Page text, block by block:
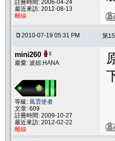
註冊時間: 2006-04-24
最近來訪: 2012-08-13
離線
2010-07-19 05:31 PM 第
mini260
最愛: 波妞.HANA
等級: 風雲使者
文章: 609
註冊時間: 2009-10-27
最近來訪: 2012-02-22
離線